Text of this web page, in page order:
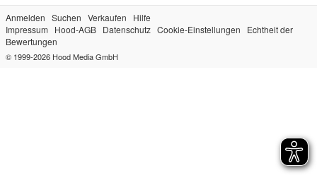
Anmelden Suchen Verkaufen
Hilfe
Impressum
Hood-AGB Datenschutz Cookie-Einstellungen
Echtheit der
Bewertungen
© 1999-2026 Hood Media GmbH